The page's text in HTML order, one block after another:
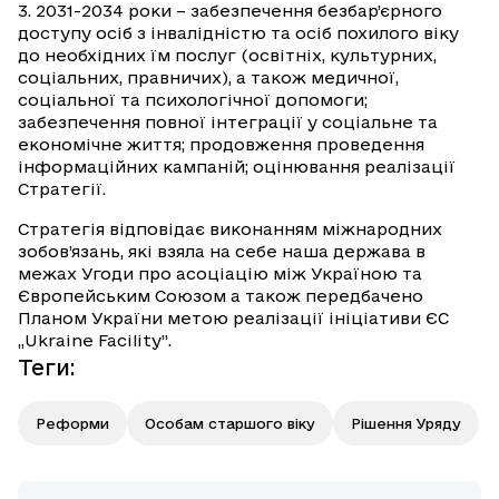
3. 2031-2034 роки – забезпечення безбар’єрного
доступу осіб з інвалідністю та осіб похилого віку
до необхідних їм послуг (освітніх, культурних,
соціальних, правничих), а також медичної,
соціальної та психологічної допомоги;
забезпечення повної інтеграції у соціальне та
економічне життя; продовження проведення
інформаційних кампаній; оцінювання реалізації
Стратегії.
Стратегія відповідає виконанням міжнародних
зобов’язань, які взяла на себе наша держава в
межах Угоди про асоціацію між Україною та
Європейським Союзом а також передбачено
Планом України метою реалізації ініціативи ЄС
„Ukraine Facility”.
Теги:
Реформи Особам старшого віку Рішення Уряду